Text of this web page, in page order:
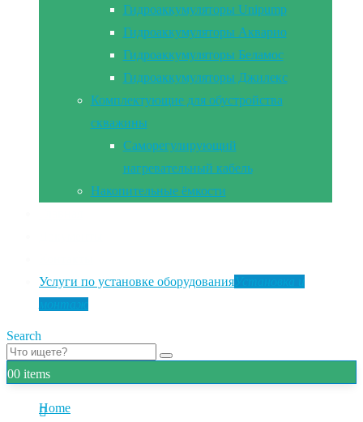
Гидроаккумуляторы Unipump
Гидроаккумуляторы Акварио
Гидроаккумуляторы Беламос
Гидроаккумуляторы Джилекс
Комплектующие для обустройства
скважины
Саморегулирующий
нагревательный кабель
Накопительные ёмкости
Услуги по установке оборудования
Search
00 items
Home